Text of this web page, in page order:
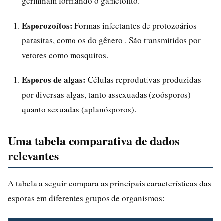
Esporozoítos: Formas infectantes de protozoários
parasitas, como os do gênero . São transmitidos por
vetores como mosquitos.
Esporos de algas: Células reprodutivas produzidas
por diversas algas, tanto assexuadas (zoósporos)
quanto sexuadas (aplanósporos).
Uma tabela comparativa de dados
relevantes
A tabela a seguir compara as principais características das
esporas em diferentes grupos de organismos: